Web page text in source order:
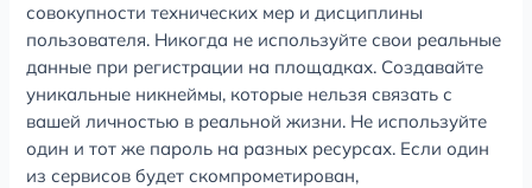
совокупности технических мер и дисциплины
пользователя. Никогда не используйте свои реальные
данные при регистрации на площадках. Создавайте
уникальные никнеймы, которые нельзя связать с
вашей личностью в реальной жизни. Не используйте
один и тот же пароль на разных ресурсах. Если один
из сервисов будет скомпрометирован,